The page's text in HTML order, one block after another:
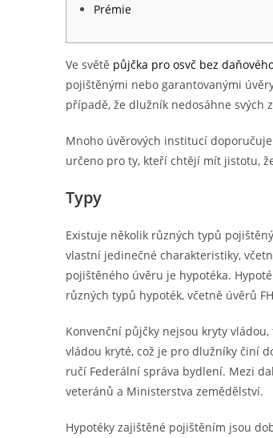
Prémie
Ve světě půjčka pro osvč bez
pojištěnými nebo garantovanými
případě, že dlužník nedosáhne svých
Mnoho úvěrových institucí
určeno pro ty, kteří chtějí mít jistotu,
Typy
Existuje několik různých typů
vlastní jedinečné charakteristiky,
pojištěného úvěru je hypotéka.
různých typů hypoték, včetně úvěrů
Konvenční půjčky nejsou kryty
vládou kryté, což je pro dlužníky činí
ručí Federální správa bydlení. Mezi
veteránů a Ministerstva zemědělství.
Hypotéky zajištěné pojištěním jsou